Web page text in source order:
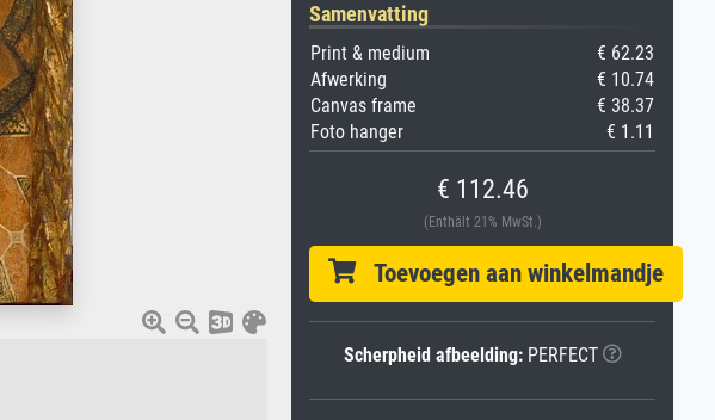
Samenvatting
Print & medium
€ 62.23
Afwerking
€ 10.74
Canvas frame
€ 38.37
Foto hanger
€ 1.11
€ 112.46
(Enthält 21% MwSt.)
Toevoegen aan winkelmandje
Scherpheid afbeelding:PERFECT